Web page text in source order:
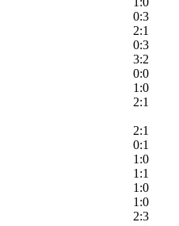
0:3
2:1
0:3
3:2
0:0
1:0
2:1
2:1
0:1
1:0
1:1
1:0
1:0
2:3